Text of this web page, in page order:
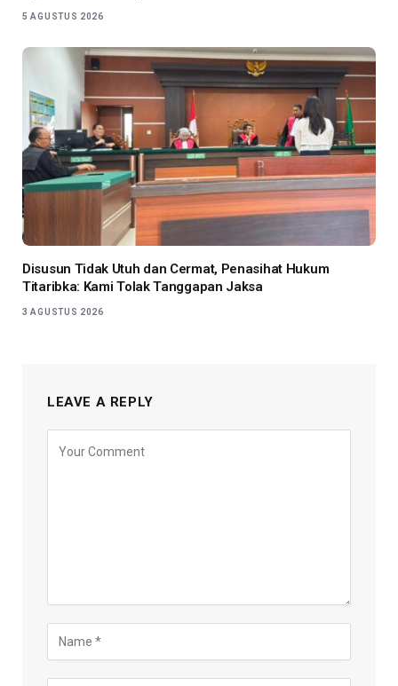
5 AGUSTUS 2026
Disusun Tidak Utuh dan Cermat, Penasihat Hukum
Titaribka: Kami Tolak Tanggapan Jaksa
3 AGUSTUS 2026
LEAVE A REPLY